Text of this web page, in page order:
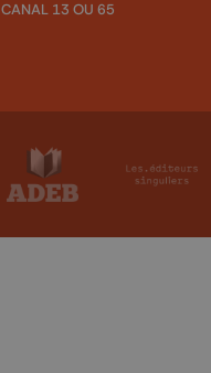
CANAL 13 OU 65